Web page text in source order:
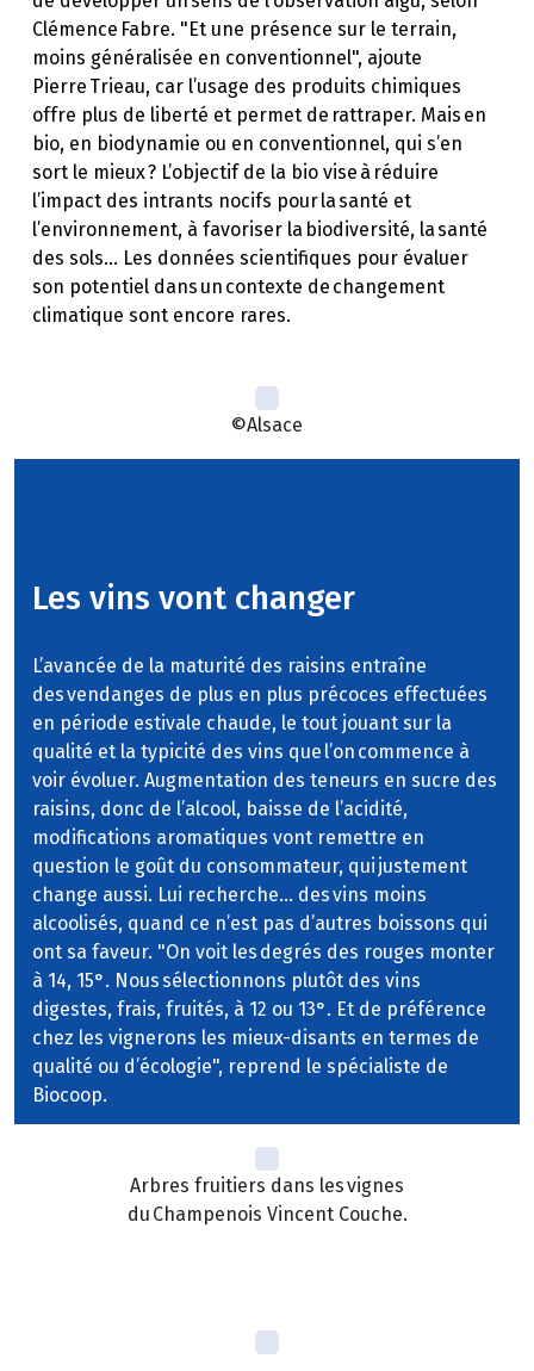
Clémence Fabre. "Et une présence sur le terrain,
moins généralisée en conventionnel", ajoute
Pierre Trieau, car l’usage des produits chimiques
offre plus de liberté et permet de rattraper. Mais en
bio, en biodynamie ou en conventionnel, qui s’en
sort le mieux ? L’objectif de la bio vise à réduire
l’impact des intrants nocifs pour la santé et
l’environnement, à favoriser la biodiversité, la santé
des sols… Les données scientifiques pour évaluer
son potentiel dans un contexte de changement
climatique sont encore rares.
©Alsace
Les vins vont changer
L’avancée de la maturité des raisins entraîne
des vendanges de plus en plus précoces effectuées
en période estivale chaude, le tout jouant sur la
qualité et la typicité des vins que l’on commence à
voir évoluer. Augmentation des teneurs en sucre des
raisins, donc de l’alcool, baisse de l’acidité,
modifications aromatiques vont remettre en
question le goût du consommateur, qui justement
change aussi. Lui recherche… des vins moins
alcoolisés, quand ce n’est pas d’autres boissons qui
ont sa faveur. "On voit les degrés des rouges monter
à 14, 15°. Nous sélectionnons plutôt des vins
digestes, frais, fruités, à 12 ou 13°. Et de préférence
chez les vignerons les mieux-disants en termes de
qualité ou d’écologie", reprend le spécialiste de
Biocoop.
Arbres fruitiers dans les vignes
du Champenois Vincent Couche.